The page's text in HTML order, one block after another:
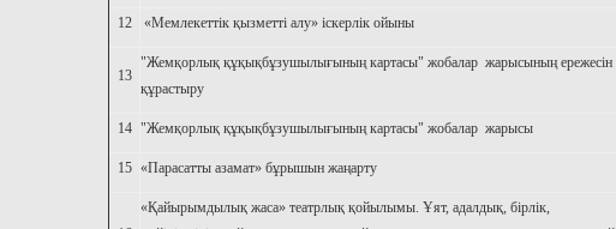
12 «Мемлекеттік қызметті алу» іскерлік ойыны
13
"Жемқорлық құқықбұзушылығының картасы" жобалар жарысының ережесін
құрастыру
14 "Жемқорлық құқықбұзушылығының картасы" жобалар жарысы
15 «Парасатты азамат» бұрышын жаңарту
«Қайырымдылық жаса» театрлық қойылымы. Ұят, адалдық, бірлік,